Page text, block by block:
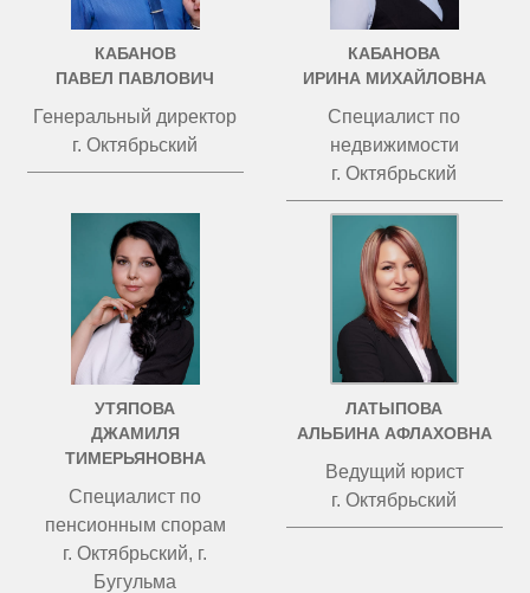
КАБАНОВ
ПАВЕЛ ПАВЛОВИЧ
Генеральный директор
г. Октябрьский
КАБАНОВА
ИРИНА МИХАЙЛОВНА
Специалист по
недвижимости
г. Октябрьский
УТЯПОВА
ДЖАМИЛЯ
ТИМЕРЬЯНОВНА
Специалист по
пенсионным спорам
г. Октябрьский, г.
Бугульма
ЛАТЫПОВА
АЛЬБИНА АФЛАХОВНА
Ведущий юрист
г. Октябрьский